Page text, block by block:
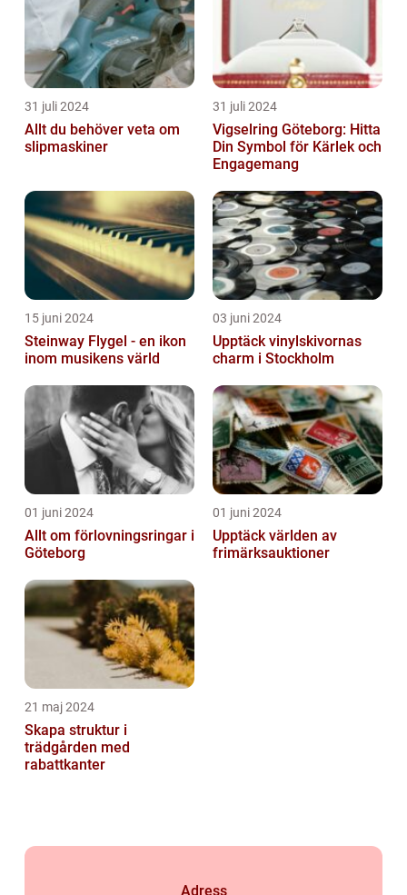
31 juli 2024
Allt du behöver veta om
slipmaskiner
31 juli 2024
Vigselring Göteborg: Hitta
Din Symbol för Kärlek och
Engagemang
15 juni 2024
Steinway Flygel - en ikon
inom musikens värld
03 juni 2024
Upptäck vinylskivornas
charm i Stockholm
01 juni 2024
Allt om förlovningsringar i
Göteborg
01 juni 2024
Upptäck världen av
frimärksauktioner
21 maj 2024
Skapa struktur i
trädgården med
rabattkanter
Adress